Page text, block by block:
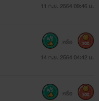
11 ก.ย. 2564 09:46 น.
14 ก.ย. 2564 04:42 น.
หรือ 300
หรือ 300